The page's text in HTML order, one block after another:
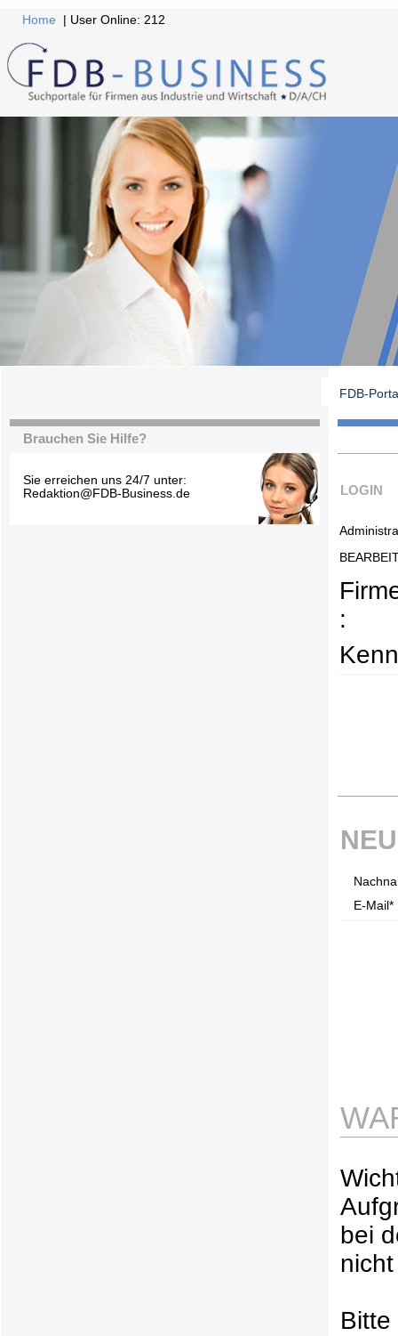
Home | User Online: 212
FDB-
Brauchen Sie Hilfe?
Sie erreichen uns 24/7 unter:
Redaktion@FDB-Business.de
LOGIN
:
E-Mail*
bei